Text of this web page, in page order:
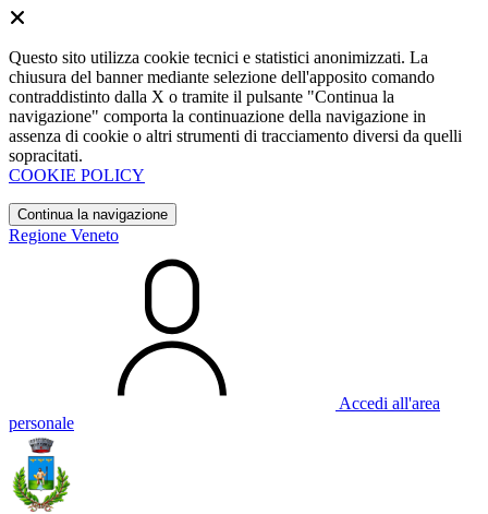
Questo sito utilizza cookie tecnici e statistici anonimizzati. La
chiusura del banner mediante selezione dell'apposito comando
contraddistinto dalla X o tramite il pulsante "Continua la
navigazione" comporta la continuazione della navigazione in
assenza di cookie o altri strumenti di tracciamento diversi da quelli
sopracitati.
COOKIE POLICY
Continua la navigazione
Regione Veneto
Accedi all'area
personale